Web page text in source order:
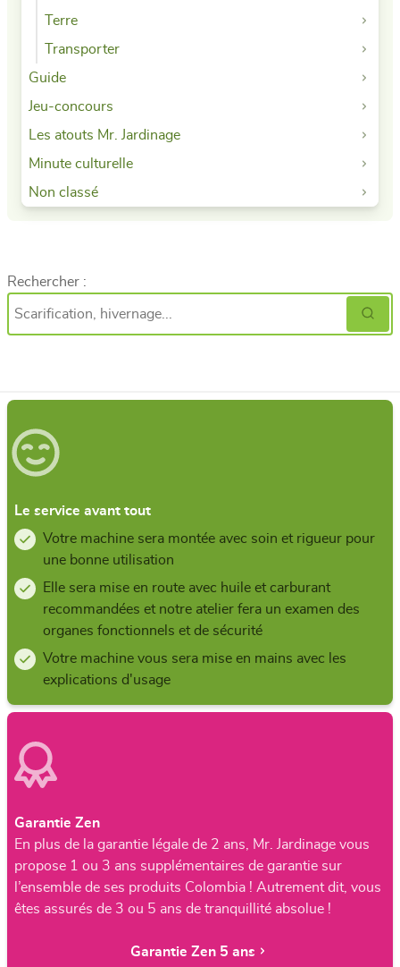
Terre
Transporter
Guide
Jeu-concours
Les atouts Mr. Jardinage
Minute culturelle
Non classé
Rechercher :
Le service avant tout
Votre machine sera montée avec soin et rigueur pour
une bonne utilisation
Elle sera mise en route avec huile et carburant
recommandées et notre atelier fera un examen des
organes fonctionnels et de sécurité
Votre machine vous sera mise en mains avec les
explications d'usage
Garantie Zen
En plus de la garantie légale de 2 ans, Mr. Jardinage vous
propose 1 ou 3 ans supplémentaires de garantie sur
l’ensemble de ses produits Colombia ! Autrement dit, vous
êtes assurés de 3 ou 5 ans de tranquillité absolue !
Garantie Zen 5 ans